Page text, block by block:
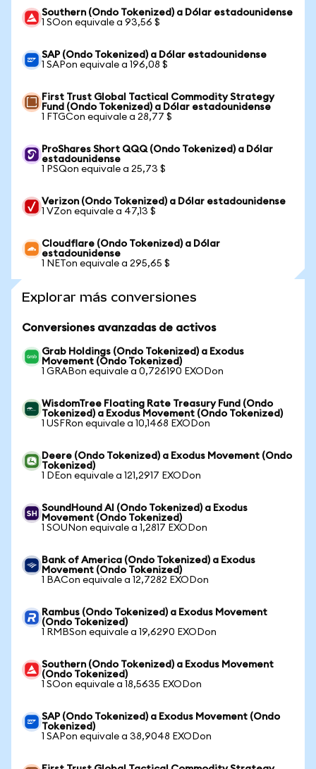
Southern (Ondo Tokenized) a Dólar estadounidense
1 SOon equivale a 93,56 $
SAP (Ondo Tokenized) a Dólar estadounidense
1 SAPon equivale a 196,08 $
First Trust Global Tactical Commodity Strategy
Fund (Ondo Tokenized) a Dólar estadounidense
1 FTGCon equivale a 28,77 $
ProShares Short QQQ (Ondo Tokenized) a Dólar
estadounidense
1 PSQon equivale a 25,73 $
Verizon (Ondo Tokenized) a Dólar estadounidense
1 VZon equivale a 47,13 $
Cloudflare (Ondo Tokenized) a Dólar
estadounidense
1 NETon equivale a 295,65 $
Explorar más conversiones
Conversiones avanzadas de activos
Grab Holdings (Ondo Tokenized) a Exodus
Movement (Ondo Tokenized)
1 GRABon equivale a 0,726190 EXODon
WisdomTree Floating Rate Treasury Fund (Ondo
Tokenized) a Exodus Movement (Ondo Tokenized)
1 USFRon equivale a 10,1468 EXODon
Deere (Ondo Tokenized) a Exodus Movement (Ondo
Tokenized)
1 DEon equivale a 121,2917 EXODon
SoundHound AI (Ondo Tokenized) a Exodus
Movement (Ondo Tokenized)
1 SOUNon equivale a 1,2817 EXODon
Bank of America (Ondo Tokenized) a Exodus
Movement (Ondo Tokenized)
1 BACon equivale a 12,7282 EXODon
Rambus (Ondo Tokenized) a Exodus Movement
(Ondo Tokenized)
1 RMBSon equivale a 19,6290 EXODon
Southern (Ondo Tokenized) a Exodus Movement
(Ondo Tokenized)
1 SOon equivale a 18,5635 EXODon
SAP (Ondo Tokenized) a Exodus Movement (Ondo
Tokenized)
1 SAPon equivale a 38,9048 EXODon